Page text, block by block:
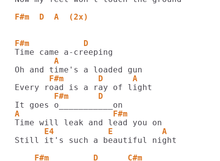
F#m  D  A  (2x)
F#m           D
        A
       F#m       D      A
        F#m      D
A                   F#m
      E4           E          A
Still it's such a beautiful night
    F#m         D      C#m